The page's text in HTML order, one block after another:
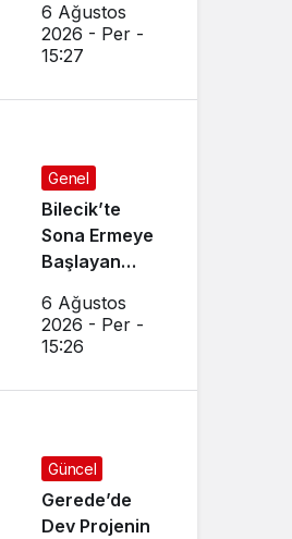
6 Ağustos
2026 - Per -
15:27
Genel
Bilecik’te
Sona Ermeye
Başlayan
Sürdürüyor
6 Ağustos
2026 - Per -
15:26
Güncel
Gerede’de
Dev Projenin